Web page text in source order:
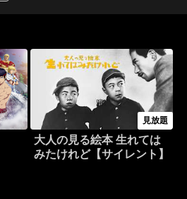
見放題
大人の見る絵本 生れては
みたけれど【サイレント】